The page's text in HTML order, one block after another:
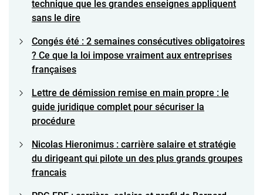
technique que les grandes enseignes appliquent
sans le dire
Congés été : 2 semaines consécutives obligatoires
? Ce que la loi impose vraiment aux entreprises
françaises
Lettre de démission remise en main propre : le
guide juridique complet pour sécuriser la
procédure
Nicolas Hieronimus : carrière salaire et stratégie
du dirigeant qui pilote un des plus grands groupes
francais